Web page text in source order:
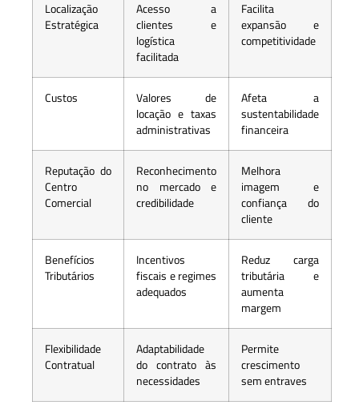
Localização
Estratégica
Acesso a
clientes e
logística
facilitada
Facilita
expansão e
competitividade
Custos
Valores de
locação e taxas
administrativas
Afeta a
sustentabilidade
financeira
Reputação do
Centro
Comercial
Reconhecimento
no mercado e
credibilidade
Melhora
imagem e
confiança do
cliente
Benefícios
Tributários
Incentivos
fiscais e regimes
adequados
Reduz carga
tributária e
aumenta
margem
Flexibilidade
Contratual
Adaptabilidade
do contrato às
necessidades
Permite
crescimento
sem entraves